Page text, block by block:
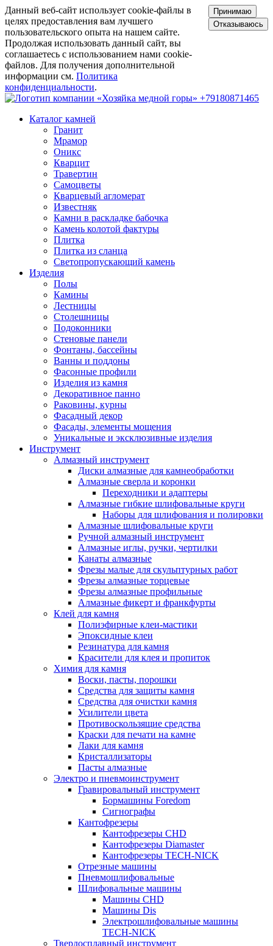
Данный веб-сайт использует cookie-файлы в
целях предоставления вам лучшего
пользовательского опыта на нашем сайте.
Продолжая использовать данный сайт, вы
соглашаетесь с использованием нами cookie-
файлов. Для получения дополнительной
информации см. Политика
конфиденциальности.
Принимаю
Отказываюсь
+79180871465
Каталог камней
Гранит
Мрамор
Оникс
Кварцит
Травертин
Самоцветы
Кварцевый агломерат
Известняк
Камни в раскладке бабочка
Камень колотой фактуры
Плитка
Плитка из сланца
Светопропускающий камень
Изделия
Полы
Камины
Лестницы
Столешницы
Подоконники
Стеновые панели
Фонтаны, бассейны
Ванны и поддоны
Фасонные профили
Изделия из камня
Декоративное панно
Раковины, курны
Фасадный декор
Фасады, элементы мощения
Уникальные и эксклюзивные изделия
Инструмент
Алмазный инструмент
Диски алмазные для камнеобработки
Алмазные сверла и коронки
Переходники и адаптеры
Алмазные гибкие шлифовальные круги
Наборы для шлифования и полировки
Алмазные шлифовальные круги
Ручной алмазный инструмент
Алмазные иглы, ручки, чертилки
Канаты алмазные
Фрезы малые для скульптурных работ
Фрезы алмазные торцевые
Фрезы алмазные профильные
Алмазные фикерт и франкфурты
Клей для камня
Полиэфирные клеи-мастики
Эпоксидные клеи
Резинатура для камня
Красители для клея и пропиток
Химия для камня
Воски, пасты, порошки
Средства для защиты камня
Средства для очистки камня
Усилители цвета
Противоскользящие средства
Краски для печати на камне
Лаки для камня
Кристаллизаторы
Пасты алмазные
Электро и пневмоинструмент
Гравировальный инструмент
Бормашины Foredom
Сигнографы
Кантофрезеры
Кантофрезеры CHD
Кантофрезеры Diamaster
Кантофрезеры TECH-NICK
Отрезные машины
Пневмошлифовальные
Шлифовальные машины
Машины CHD
Машины Dis
Электрошлифовальные машины
TECH-NICK
Твердосплавный инструмент